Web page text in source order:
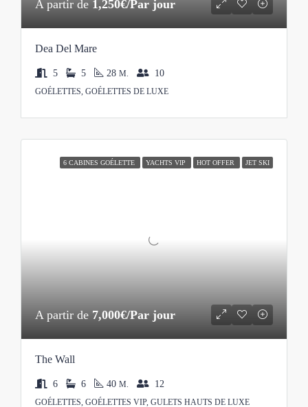
A partir de 1,250€/Par jour
Dea Del Mare
5 5 28 M. 10
GOÉLETTES, GOÉLETTES DE LUXE
6 CABINES GOÉLETTE YACHTS VIP HOT OFFER JET SKI
A partir de 7,000€/Par jour
The Wall
6 6 40 M. 12
GOÉLETTES, GOÉLETTES VIP, GULETS HAUTS DE LUXE